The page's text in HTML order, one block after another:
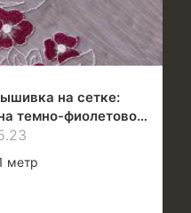
на сетке:
темно-фиолетовой
метр